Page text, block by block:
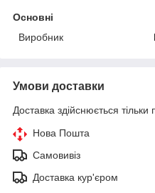
Основні
Виробник
Умови доставки
Доставка здійснюється тільки
Нова Пошта
Самовивіз
Доставка кур'єром